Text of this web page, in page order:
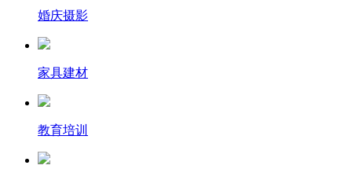
婚庆摄影
家具建材
教育培训